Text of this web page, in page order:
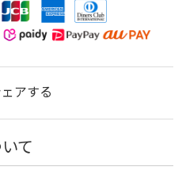
アする
て